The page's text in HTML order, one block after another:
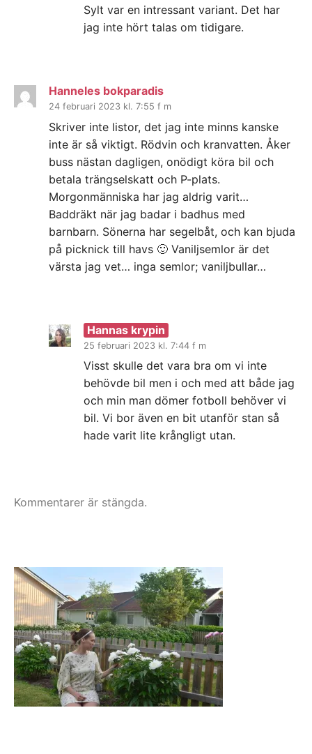
Sylt var en intressant variant. Det har
jag inte hört talas om tidigare.
Hanneles bokparadis
24 februari 2023 kl. 7:55 f m
Skriver inte listor, det jag inte minns kanske
inte är så viktigt. Rödvin och kranvatten. Åker
buss nästan dagligen, onödigt köra bil och
betala trängselskatt och P-plats.
Morgonmänniska har jag aldrig varit…
Baddräkt när jag badar i badhus med
barnbarn. Sönerna har segelbåt, och kan bjuda
på picknick till havs 🙂 Vaniljsemlor är det
värsta jag vet… inga semlor; vaniljbullar…
Hannas krypin
25 februari 2023 kl. 7:44 f m
Visst skulle det vara bra om vi inte
behövde bil men i och med att både jag
och min man dömer fotboll behöver vi
bil. Vi bor även en bit utanför stan så
hade varit lite krångligt utan.
Kommentarer är stängda.